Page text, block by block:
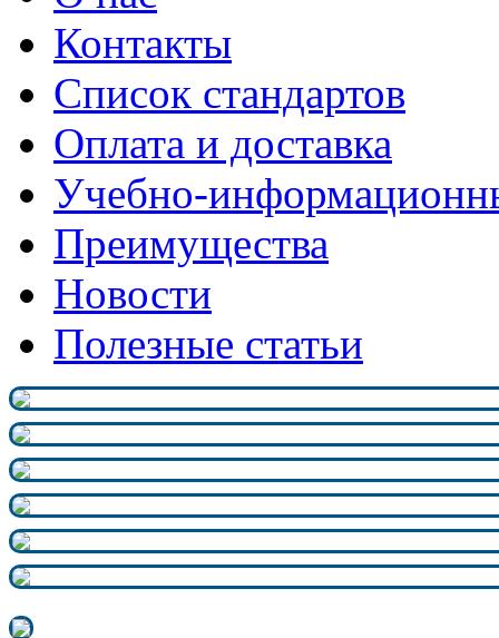
Контакты
Список стандартов
Оплата и доставка
Учебно-
Преимущества
Новости
Полезные статьи